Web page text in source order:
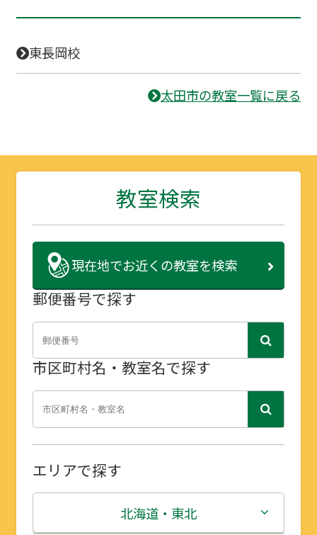
東長岡校
太田市の教室一覧に戻る
教室検索
現在地でお近くの教室を検索
郵便番号で探す
市区町村名・教室名で探す
エリアで探す
北海道・東北